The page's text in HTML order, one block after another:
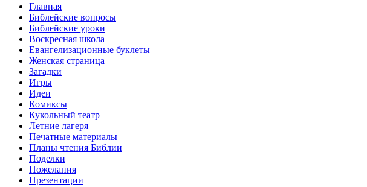
Главная
Библейские вопросы
Библейские уроки
Воскресная школа
Евангелизационные буклеты
Женская страница
Загадки
Игры
Идеи
Комиксы
Кукольный театр
Летние лагеря
Печатные материалы
Планы чтения Библии
Поделки
Пожелания
Презентации